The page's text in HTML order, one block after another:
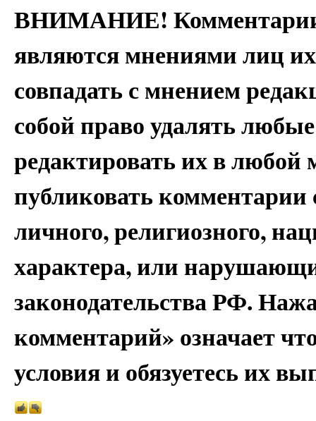
ВНИМАНИЕ! Комментарии
являются мнениями лиц
совпадать с мнением
собой право удалять
редактировать их в
публиковать
личного, религиозного,
характера, или
законодательства РФ.
комментарий» означает
условия и обязуетесь их